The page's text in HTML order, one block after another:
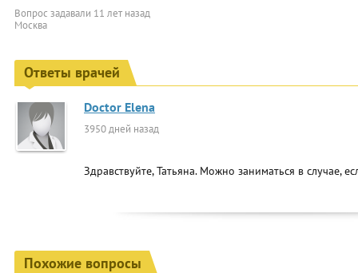
Вопрос задавали 11 лет назад
Москва
Ответы врачей
Doctor Elena
3950 дней назад
Здравствуйте, Татьяна. Можно заниматься в случае,
Похожие вопросы